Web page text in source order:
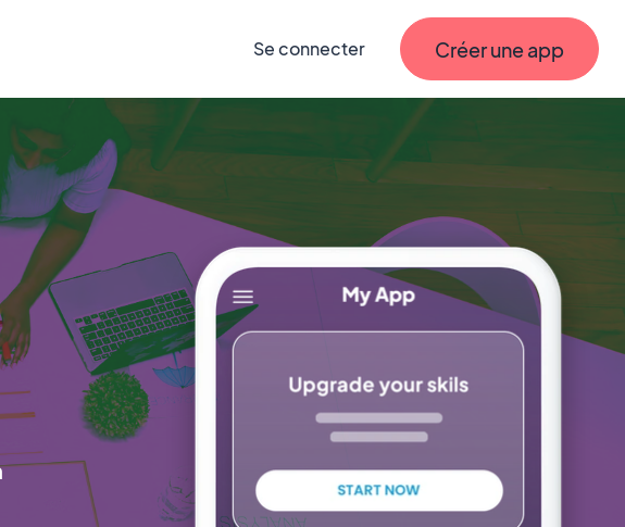
Se connecter Créer une app